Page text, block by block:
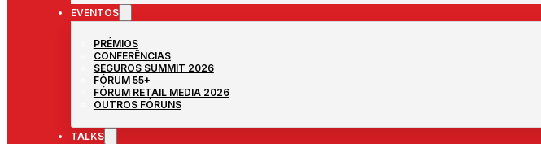
EVENTOS
PRÉMIOS
CONFERÊNCIAS
SEGUROS SUMMIT 2026
FÓRUM 55+
FÓRUM RETAIL MEDIA 2026
OUTROS FÓRUNS
TALKS